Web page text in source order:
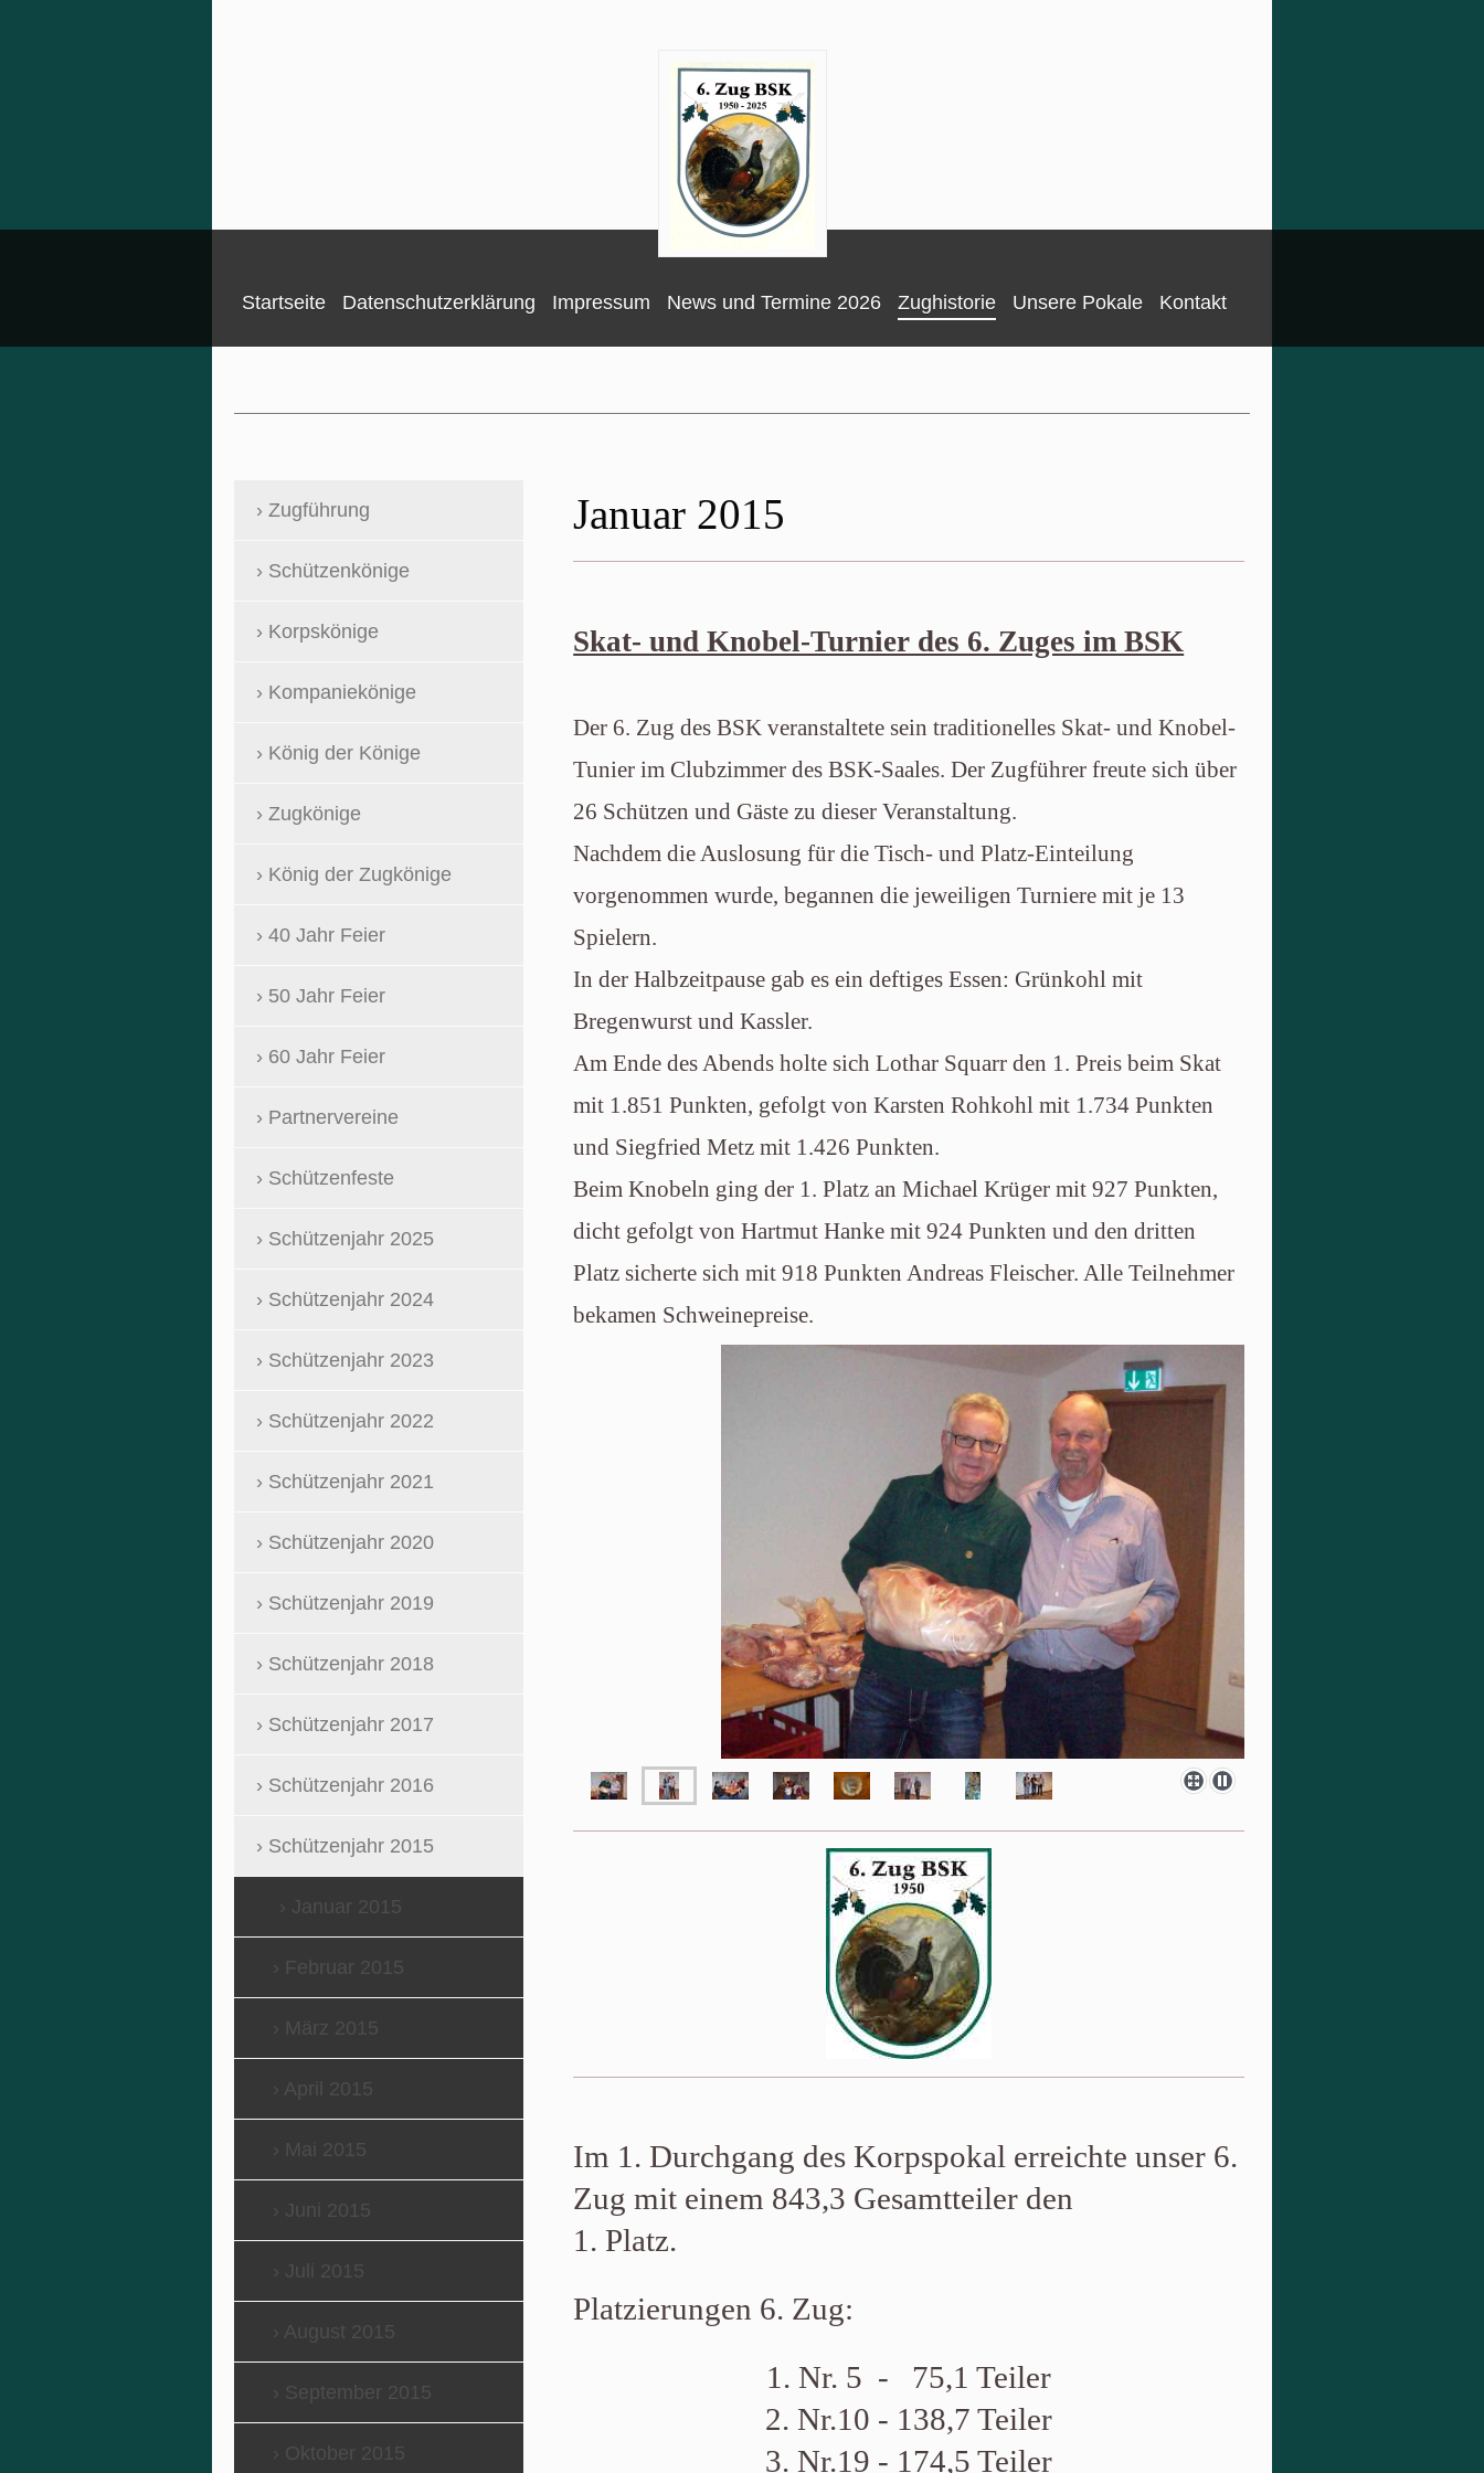
Startseite Datenschutzerklärung Impressum News und Termine 2026 Zughistorie Unsere Pokale Kontakt
Januar 2015
Skat- und Knobel-Turnier des 6. Zuges im BSK
Der 6. Zug des BSK veranstaltete sein traditionelles Skat- und Knobel-
Tunier im Clubzimmer des BSK-Saales. Der Zugführer freute sich über
26 Schützen und Gäste zu dieser Veranstaltung.
Nachdem die Auslosung für die Tisch- und Platz-Einteilung
vorgenommen wurde, begannen die jeweiligen Turniere mit je 13
Spielern.
In der Halbzeitpause gab es ein deftiges Essen: Grünkohl mit
Bregenwurst und Kassler.
Am Ende des Abends holte sich Lothar Squarr den 1. Preis beim Skat
mit 1.851 Punkten, gefolgt von Karsten Rohkohl mit 1.734 Punkten
und Siegfried Metz mit 1.426 Punkten.
Beim Knobeln ging der 1. Platz an Michael Krüger mit 927 Punkten,
dicht gefolgt von Hartmut Hanke mit 924 Punkten und den dritten
Platz sicherte sich mit 918 Punkten Andreas Fleischer. Alle Teilnehmer
bekamen Schweinepreise.
Im 1. Durchgang des Korpspokal erreichte unser 6.
Zug mit einem 843,3 Gesamtteiler den
1. Platz.
Platzierungen 6. Zug:
1. Nr. 5 - 75,1 Teiler
2. Nr.10 - 138,7 Teiler
3. Nr.19 - 174,5 Teiler
Zugführung
Schützenkönige
Korpskönige
Kompaniekönige
König der Könige
Zugkönige
König der Zugkönige
40 Jahr Feier
50 Jahr Feier
60 Jahr Feier
Partnervereine
Schützenfeste
Schützenjahr 2025
Schützenjahr 2024
Schützenjahr 2023
Schützenjahr 2022
Schützenjahr 2021
Schützenjahr 2020
Schützenjahr 2019
Schützenjahr 2018
Schützenjahr 2017
Schützenjahr 2016
Schützenjahr 2015
Januar 2015
Februar 2015
März 2015
April 2015
Mai 2015
Juni 2015
Juli 2015
August 2015
September 2015
Oktober 2015